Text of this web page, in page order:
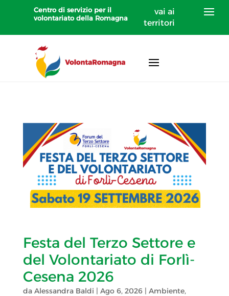
Centro di servizio per il
volontariato della Romagna
vai ai
territori
Festa del Terzo Settore e
del Volontariato di Forlì-
Cesena 2026
da Alessandra Baldi | Ago 6, 2026| Ambiente,